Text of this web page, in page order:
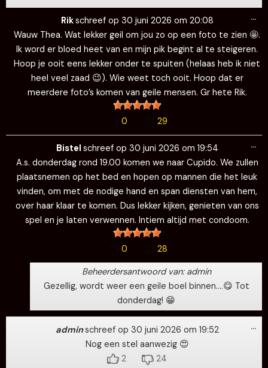
Rikschreef op 30 juni 2026 om 20:08
Wauw Thea. Wat lekker geil om jou zo op een foto te zien 🤩.
Ik word er bloed heet van en mijn pik begint al te steigeren.
Hoop je ooit eens lekker onder te spuiten (helaas heb ik niet
heel veel zaad 😉). Wie weet toch ooit. Hoop dat er
meerdere foto’s komen van geile mensen. Gr hete Rik.
0 29
…
Bistel schreef op 30 juni 2026 om 19:54
A.s. donderdag rond 19.00 komen we naar Cupido. We zullen
plaatsnemen op het bed en hopen op mannen die het leuk
vinden, om met de nodige hand en span diensten van hem,
over haar klaar te komen. Dus lekker kijken, genieten van ons
spel en je laten verwennen. Intiem altijd met condoom.
0
28
Beheerdersantwoord van: admin
Gezellig, wordt weer een geile boel binnen….😋 Tot
donderdag! 😁
…
adminschreef op 30 juni 2026 om 19:52
Nog een stel aanwezig 😍
2
24
…